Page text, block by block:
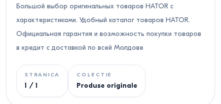
Большой выбор оригинальных товаров HATOR с
характеристиками. Удобный каталог товаров HATOR.
Официальная гарантия и возможность покупки товаров
в кредит с доставкой по всей Молдове
STRANICA
1 / 1
COLECTIE
Produse originale